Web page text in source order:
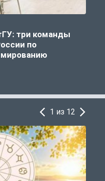
три команды
по
1 из 12